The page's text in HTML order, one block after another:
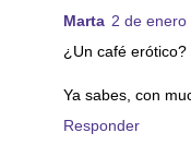
Marta 2 de enero
¿Un café erótico?
Ya sabes, con
Responder